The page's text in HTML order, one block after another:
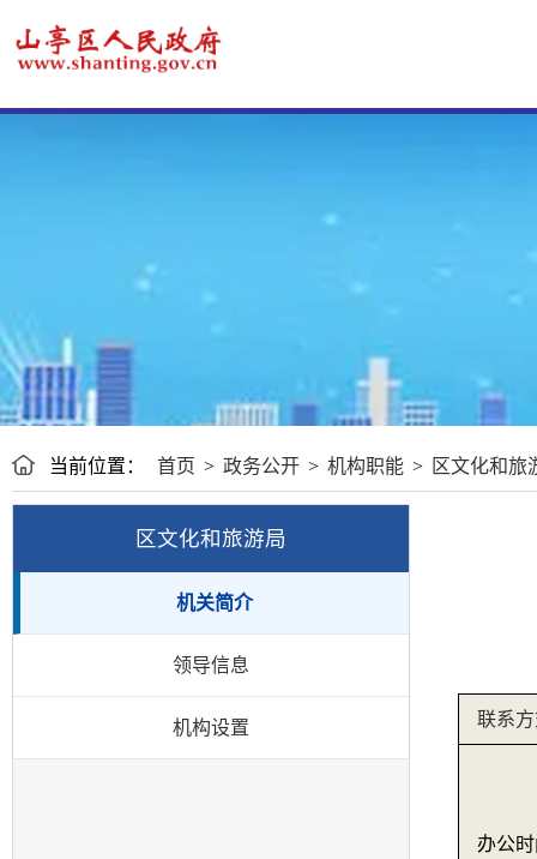
当前位置： 首页 > 政务公开 > 机构职能 > 区文化和旅
区文化和旅游局
机关简介
领导信息
机构设置 联系
办公